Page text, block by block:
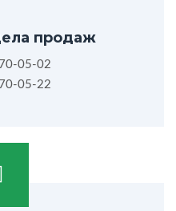
продаж
05-02
05-22